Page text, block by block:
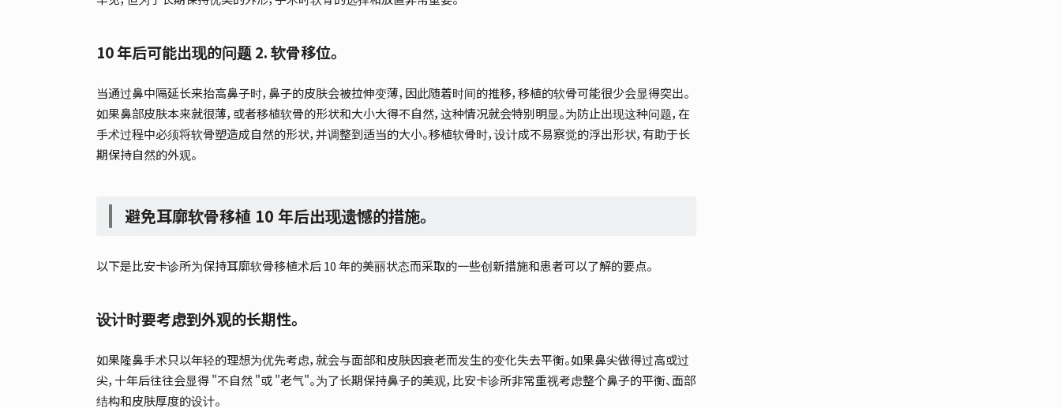
10 年后可能出现的问题 2. 软骨移位。
当通过鼻中隔延长来抬高鼻子时，鼻子的皮肤会被拉伸变薄，因此随着时间的推移，移植的软骨可能很少会显得突出。
如果鼻部皮肤本来就很薄，或者移植软骨的形状和大小大得不自然，这种情况就会特别明显。为防止出现这种问题，在
手术过程中必须将软骨塑造成自然的形状，并调整到适当的大小。移植软骨时，设计成不易察觉的浮出形状，有助于长
期保持自然的外观。
避免耳廓软骨移植 10 年后出现遗憾的措施。
以下是比安卡诊所为保持耳廓软骨移植术后 10 年的美丽状态而采取的一些创新措施和患者可以了解的要点。
设计时要考虑到外观的长期性。
如果隆鼻手术只以年轻的理想为优先考虑，就会与面部和皮肤因衰老而发生的变化失去平衡。如果鼻尖做得过高或过
尖，十年后往往会显得 "不自然 "或 "老气"。为了长期保持鼻子的美观，比安卡诊所非常重视考虑整个鼻子的平衡、面部
结构和皮肤厚度的设计。